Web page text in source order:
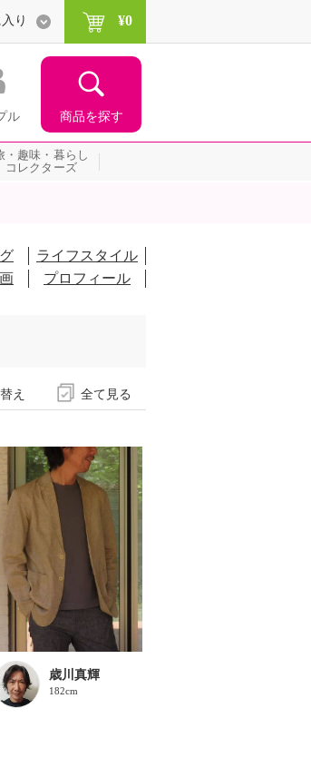
ル 商品を探す
り ¥0
・趣味・暮らし
コレクターズ
ライフスタイル
プロフィール
全て見る
え
歳川真輝
182cm